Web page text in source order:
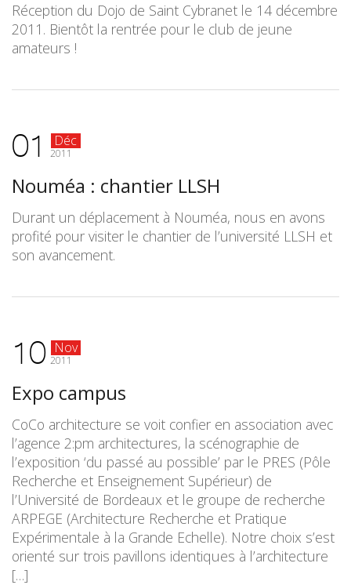
Réception du Dojo de Saint Cybranet le 14 décembre
2011. Bientôt la rentrée pour le club de jeune
amateurs !
01 Déc
2011
Nouméa : chantier LLSH
Durant un déplacement à Nouméa, nous en avons
profité pour visiter le chantier de l’université LLSH et
son avancement.
10 Nov
2011
Expo campus
CoCo architecture se voit confier en association avec
l’agence 2:pm architectures, la scénographie de
l’exposition ‘du passé au possible’ par le PRES (Pôle
Recherche et Enseignement Supérieur) de
l’Université de Bordeaux et le groupe de recherche
ARPEGE (Architecture Recherche et Pratique
Expérimentale à la Grande Echelle). Notre choix s’est
orienté sur trois pavillons identiques à l’architecture
[…]